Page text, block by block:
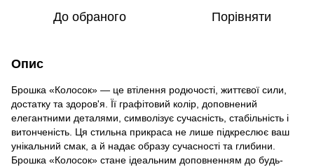
До обраного Порівняти
Опис
Брошка «Колосок» — це втілення родючості, життєвої сили,
достатку та здоров'я. Її графітовий колір, доповнений
елегантними деталями, символізує сучасність, стабільність і
витонченість. Ця стильна прикраса не лише підкреслює ваш
унікальний смак, а й надає образу сучасності та глибини.
Брошка «Колосок» стане ідеальним доповненням до будь-